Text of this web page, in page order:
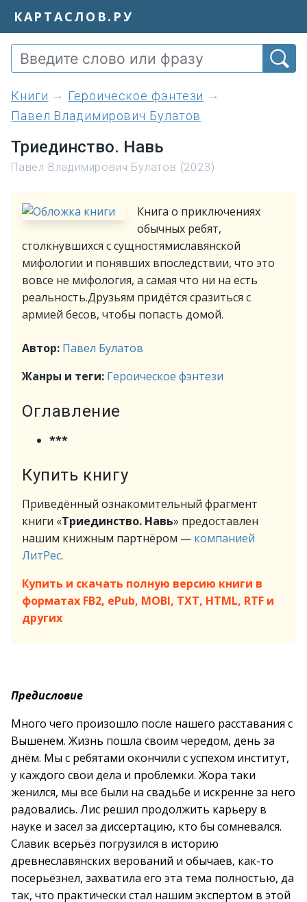
КАРТАСЛОВ.РУ
книги
Героическое фэнтези
Павел Владимирович Булатов
Триединство. Навь
Павел Владимирович Булатов (2023)
Книга о приключениях
обычных ребят,
столкнувшихся с сущностямиславянской
мифологии и понявших впоследствии, что это
вовсе не мифология, а самая что ни на есть
реальность.Друзьям придётся сразиться с
армией бесов, чтобы попасть домой.
Автор: Павел Булатов
Жанры и теги: Героическое фэнтези
Оглавление
***
Купить книгу
Приведённый ознакомительный фрагмент
книги «Триединство. Навь» предоставлен
нашим книжным партнёром — компанией
ЛитРес.
Купить и скачать полную версию книги в
форматах FB2, ePub, MOBI, TXT, HTML, RTF и
других
Предисловие
Много чего произошло после нашего расставания с
Вышенем. Жизнь пошла своим чередом, день за
днём. Мы с ребятами окончили с успехом институт,
у каждого свои дела и проблемки. Жора таки
женился, мы все были на свадьбе и искренне за него
радовались. Лис решил продолжить карьеру в
науке и засел за диссертацию, кто бы сомневался.
Славик всерьёз погрузился в историю
древнеславянских верований и обычаев, как-то
посерьёзнел, захватила его эта тема полностью, да
так, что практически стал нашим экспертом в этой